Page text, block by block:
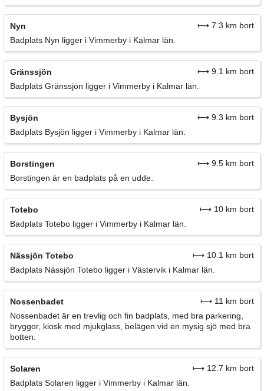
Nyn
⟼ 7.3 km bort
Badplats Nyn ligger i Vimmerby i Kalmar län.
Gränssjön
⟼ 9.1 km bort
Badplats Gränssjön ligger i Vimmerby i Kalmar län.
Bysjön
⟼ 9.3 km bort
Badplats Bysjön ligger i Vimmerby i Kalmar län.
Borstingen
⟼ 9.5 km bort
Borstingen är en badplats på en udde.
Totebo
⟼ 10 km bort
Badplats Totebo ligger i Vimmerby i Kalmar län.
Nässjön Totebo
⟼ 10.1 km bort
Badplats Nässjön Totebo ligger i Västervik i Kalmar län.
Nossenbadet
⟼ 11 km bort
Nossenbadet är en trevlig och fin badplats, med bra parkering,
bryggor, kiosk med mjukglass, belägen vid en mysig sjö med bra
botten.
Solaren
⟼ 12.7 km bort
Badplats Solaren ligger i Vimmerby i Kalmar län.